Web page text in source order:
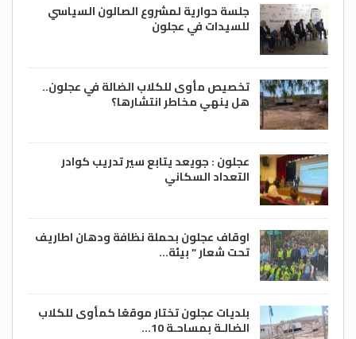
جلسة حوارية لمشروع الصالون السياسي
للسيدات في عجلون
تخصيص مأوى للكلاب الضالة في عجلون..
هل ينهي مخاطر انتشارها؟
عجلون : جويعد يتابع سير تدريب كوادر
التعداد السكاني
اوقاف عجلون بحملة نظافة ودهان اطاريف
تحت شعار ” بيئة…
بلديات عجلون تختار موقعًا كمأوى للكلاب
الضالـة بمساحـة 10…